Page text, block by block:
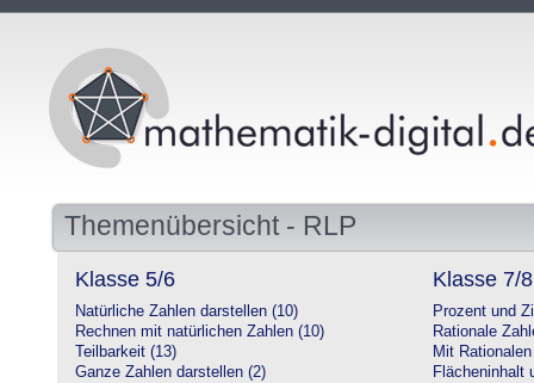
Themenübersicht - RLP
Klasse 5/6
Natürliche Zahlen darstellen (10)
Rechnen mit natürlichen Zahlen (10)
Teilbarkeit (13)
Ganze Zahlen darstellen (2)
Klasse 7/8
Prozent und
Rationale
Mit
Flächeninhalt